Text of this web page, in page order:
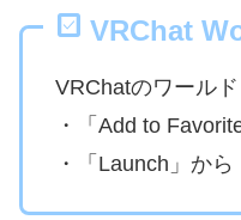
VRChat
VRChatのワールド
・「Add to
・「Launch」か